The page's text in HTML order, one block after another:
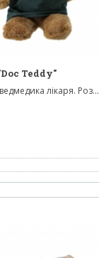
Teddy"
лікаря. Роз...